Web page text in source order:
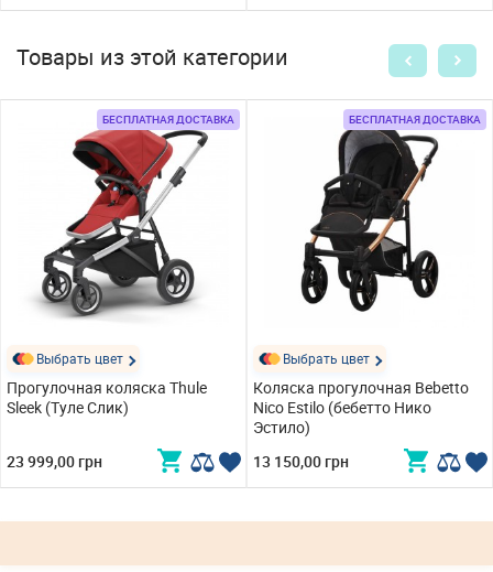
Товары из этой категории
БЕСПЛАТНАЯ ДОСТАВКА
Выбрать цвет
Прогулочная коляска Thule
Sleek (Туле Слик)
23 999,00 грн
БЕСПЛАТНАЯ ДОСТАВКА
Выбрать цвет
Коляска прогулочная Bebetto
Nico Estilo (бебетто Нико
Эстило)
13 150,00 грн